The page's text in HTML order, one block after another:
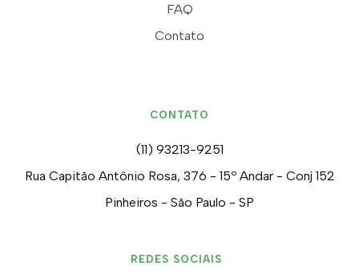
FAQ
Contato
REDES SOCIAIS
CONTATO
(11) 93213-9251
Rua Capitão Antônio Rosa, 376 - 15º Andar - Conj 152
Pinheiros - São Paulo - SP